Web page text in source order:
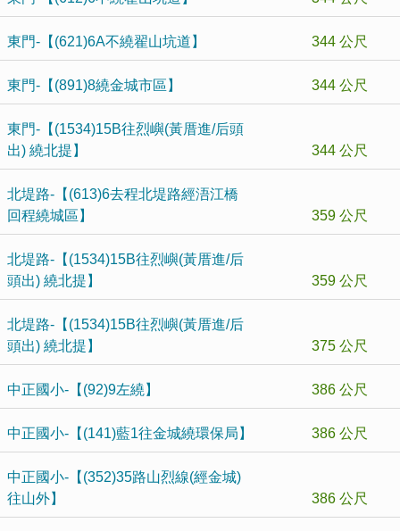
東門-【(621)6A不繞翟山坑道】 344 公尺
東門-【(891)8繞金城市區】 344 公尺
東門-【(1534)15B往烈嶼(黃厝進/后頭
出) 繞北提】
344 公尺
北堤路-【(613)6去程北堤路經浯江橋
回程繞城區】
359 公尺
北堤路-【(1534)15B往烈嶼(黃厝進/后
頭出) 繞北提】
359 公尺
北堤路-【(1534)15B往烈嶼(黃厝進/后
頭出) 繞北提】
375 公尺
中正國小-【(92)9左繞】 386 公尺
中正國小-【(141)藍1往金城繞環保局】 386 公尺
中正國小-【(352)35路山烈線(經金城)
往山外】
386 公尺